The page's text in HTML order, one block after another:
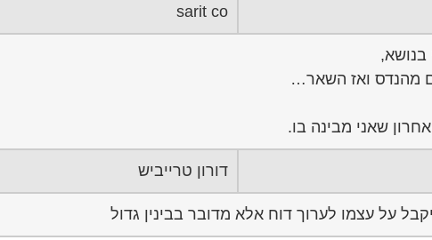
sarit co
בנושא,
מהנדס ואז השאר…
שאני מבינה בו.
דורון טרייביש
על עצמו לערוך דוח אלא מדובר בבינין גדול